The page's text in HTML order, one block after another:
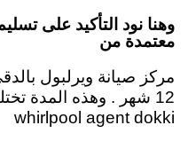
وهنا نود التأكيد على
معتمدة من
12 شهر . وهذه المدة
whirlpool agent dokki